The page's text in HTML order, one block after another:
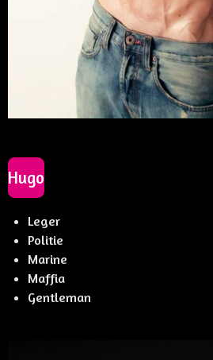
Hugo
Leger
Politie
Marine
Maffia
Gentleman